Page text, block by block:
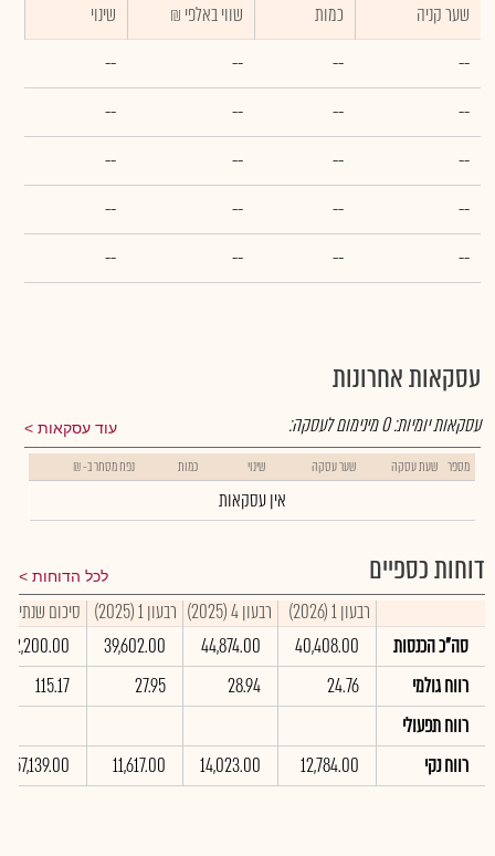
שער קניה כמות ₪ שווי באלפי
שינוי
--
--
--
--
--
--
--
--
--
--
--
--
--
--
--
--
--
--
--
--
עסקאות אחרונות
עוד עסקאות עסקאות יומיות:0מינימום לעסקה:
מספר שעת עסקה שער עסקה שינוי כמות נפח מסחר ב- ₪
אין עסקאות
דוחות כספיים לכל הדוחות
רבעון 1 (2026) רבעון 4 (2025) רבעון 1 (2025)
סיכום שנתי 2025
סה"כ הכנסות
40,408.00
44,874.00
39,602.00
172,200.00
רווח גולמי
24.76
28.94
27.95
115.17
רווח תפעולי
רווח נקי
12,784.00
14,023.00
11,617.00
57,139.00